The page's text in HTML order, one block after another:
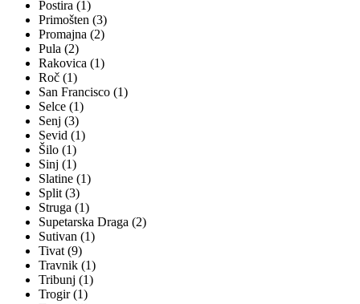
Postira (1)
Primošten (3)
Promajna (2)
Pula (2)
Rakovica (1)
Roč (1)
San Francisco (1)
Selce (1)
Senj (3)
Sevid (1)
Šilo (1)
Sinj (1)
Slatine (1)
Split (3)
Struga (1)
Supetarska Draga (2)
Sutivan (1)
Tivat (9)
Travnik (1)
Tribunj (1)
Trogir (1)